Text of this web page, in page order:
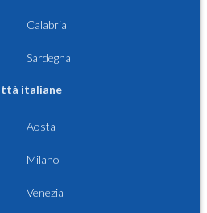
Calabria
Sardegna
italiane
Aosta
Milano
Venezia